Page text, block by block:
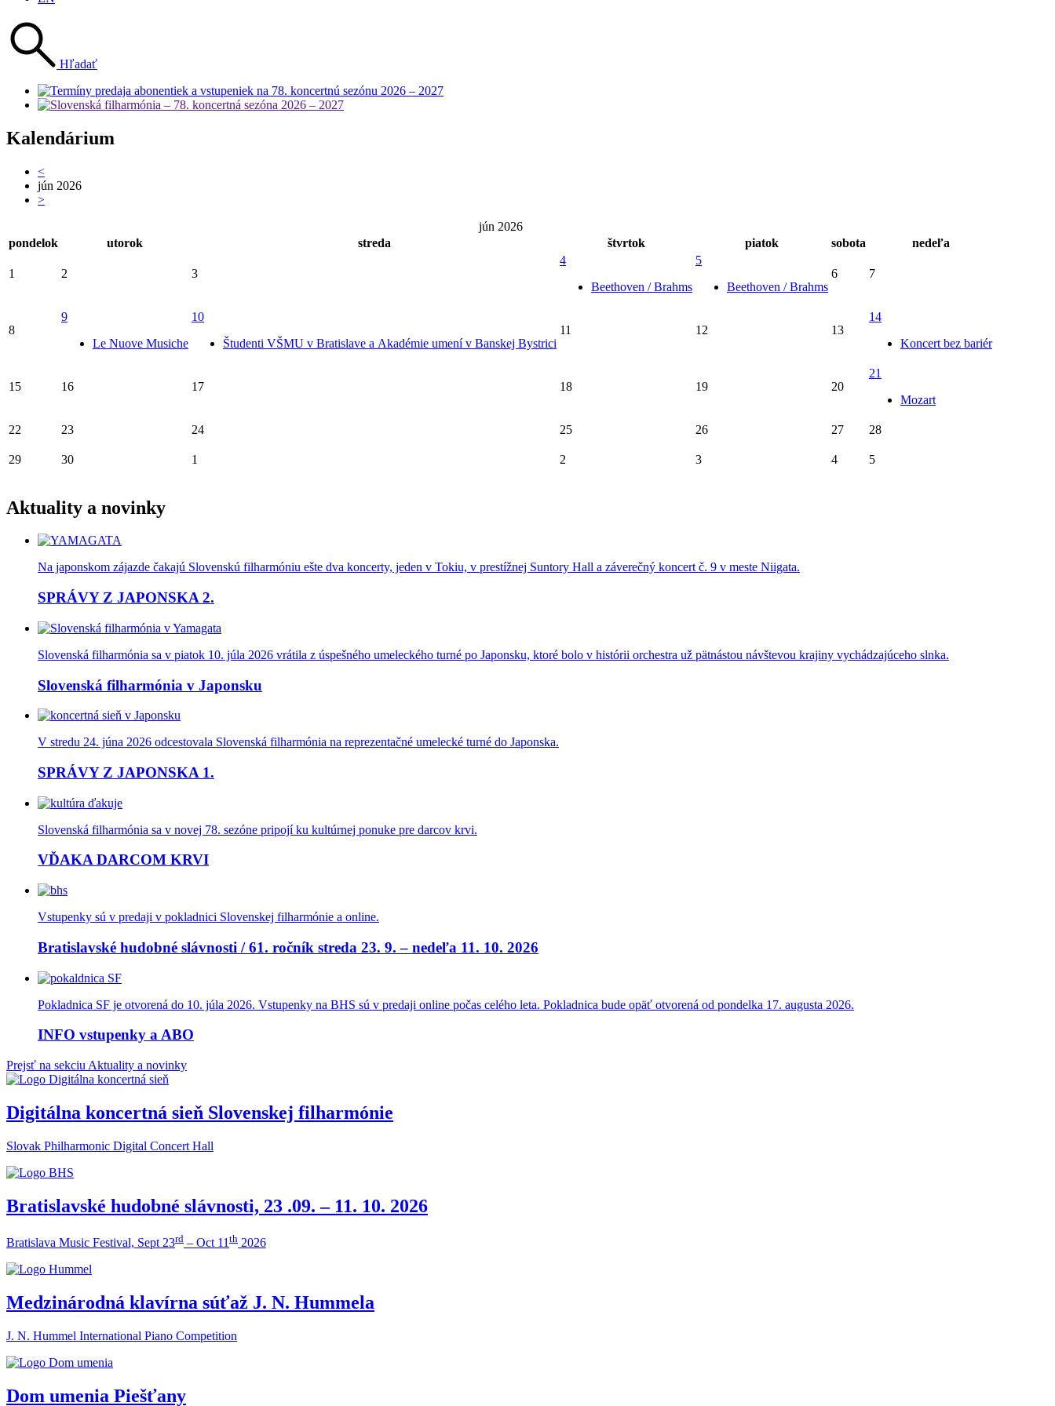
Hľadať
Kalendárium
<
jún 2026
>
jún 2026
pondelok
utorok streda štvrtok piatok sobota nedeľa
1 2 3
4
Beethoven / Brahms
5
Beethoven / Brahms
6 7
8
9
Le Nuove Musiche
10
Študenti VŠMU v Bratislave a Akadémie umení v Banskej Bystrici
11 12 13
14
Koncert bez bariér
15 16 17 18 19 20
21
Mozart
22 23 24 25 26 27 28
29 30 1 2 3 4 5
Aktuality a novinky
Na japonskom zájazde čakajú Slovenskú filharmóniu ešte dva koncerty, jeden v Tokiu, v prestížnej Suntory Hall a záverečný koncert č. 9 v meste Niigata.
SPRÁVY Z JAPONSKA 2.
Slovenská filharmónia sa v piatok 10. júla 2026 vrátila z úspešného umeleckého turné po Japonsku, ktoré bolo v histórii orchestra už pätnástou návštevou krajiny vychádzajúceho slnka.
Slovenská filharmónia v Japonsku
V stredu 24. júna 2026 odcestovala Slovenská filharmónia na reprezentačné umelecké turné do Japonska.
SPRÁVY Z JAPONSKA 1.
Slovenská filharmónia sa v novej 78. sezóne pripojí ku kultúrnej ponuke pre darcov krvi.
VĎAKA DARCOM KRVI
Vstupenky sú v predaji v pokladnici Slovenskej filharmónie a online.
Bratislavské hudobné slávnosti / 61. ročník streda 23. 9. – nedeľa 11. 10. 2026
Pokladnica SF je otvorená do 10. júla 2026. Vstupenky na BHS sú v predaji online počas celého leta. Pokladnica bude opäť otvorená od pondelka 17. augusta 2026.
INFO vstupenky a ABO
Prejsť na sekciu Aktuality a novinky
Digitálna koncertná sieň Slovenskej filharmónie
Slovak Philharmonic Digital Concert Hall
Bratislavské hudobné slávnosti, 23 .09. – 11. 10. 2026
Bratislava Music Festival, Sept 23rd – Oct 11 th 2026
Medzinárodná klavírna súťaž J. N. Hummela
J. N. Hummel International Piano Competition
Dom umenia Piešťany